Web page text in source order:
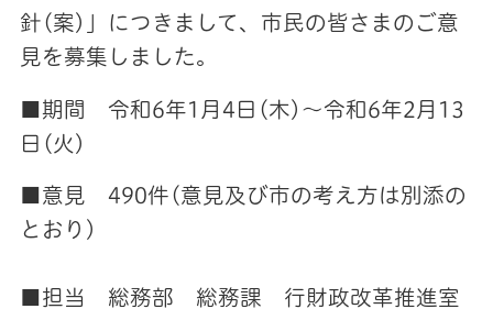
針(案)」につきまして、市民の皆さまのご意
見を募集しました。
■期間 令和6年1月4日(木)～令和6年2月13
日(火)
■意見 490件(意見及び市の考え方は別添の
とおり)
■担当 総務部 総務課 行財政改革推進室